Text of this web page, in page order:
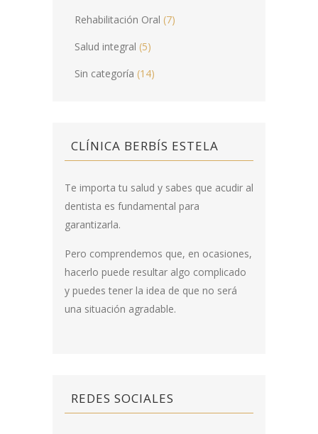
Rehabilitación Oral (7)
Salud integral (5)
Sin categoría (14)
CLÍNICA BERBÍS ESTELA
Te importa tu salud y sabes que acudir al
dentista es fundamental para
garantizarla.
Pero comprendemos que, en ocasiones,
hacerlo puede resultar algo complicado
y puedes tener la idea de que no será
una situación agradable.
REDES SOCIALES